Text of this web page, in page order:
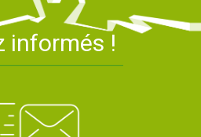
informés !